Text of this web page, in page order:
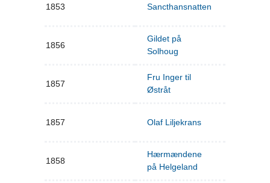
1853 Sancthansnatten
1856
Gildet på
Solhoug
1857
Fru Inger til
Østråt
1857 Olaf Liljekrans
1858
Hærmændene
på Helgeland